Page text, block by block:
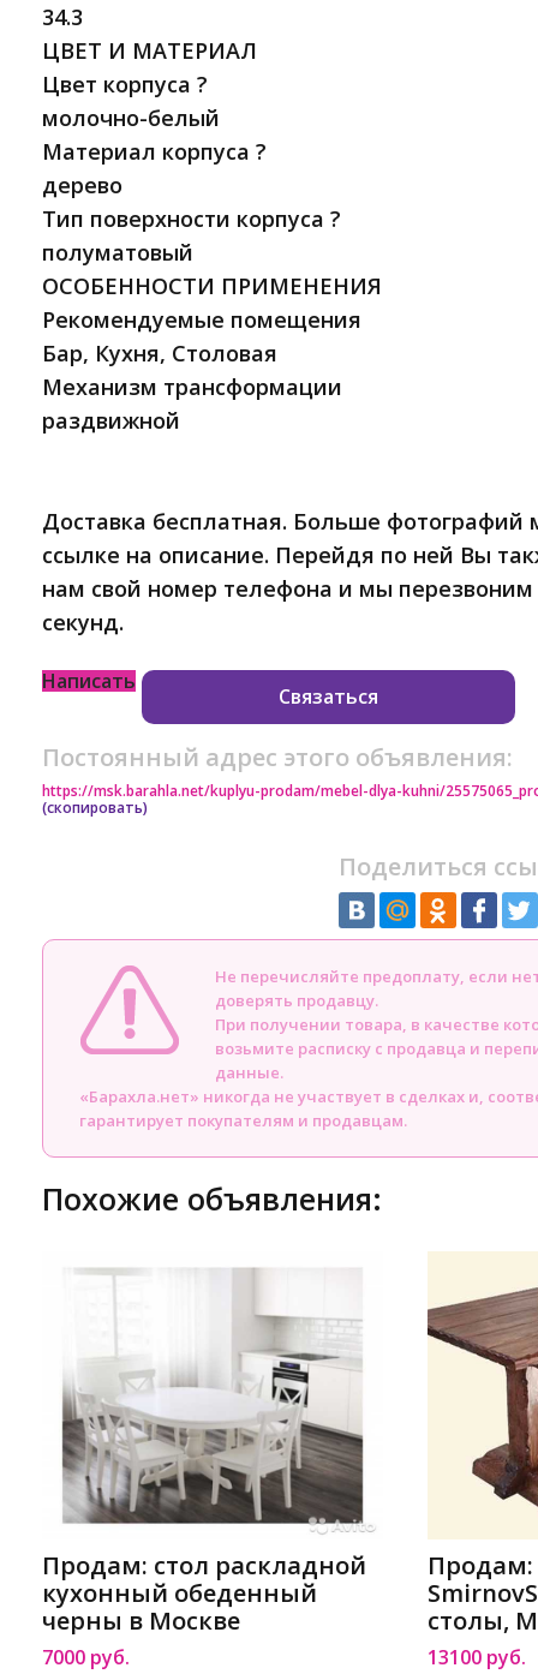
34.3
ЦВЕТ И МАТЕРИАЛ
Цвет корпуса ?
молочно-белый
Материал корпуса ?
дерево
Тип поверхности корпуса ?
полуматовый
ОСОБЕННОСТИ ПРИМЕНЕНИЯ
Рекомендуемые помещения
Бар, Кухня, Столовая
Механизм трансформации
раздвижной
Доставка бесплатная. Больше фотографий
ссылке на описание. Перейдя по ней Вы
нам свой номер телефона и мы
секунд.
Написать
Связаться
Постоянный адрес этого объявления:
https://msk.barahla.net/kuplyu-prodam/mebel-dlya-kuhni/
(скопировать)
Поделиться
Не перечисляйте предоплату, если
доверять продавцу.
При получении товара, в качестве
возьмите расписку с продавца и
данные.
«Барахла.нет» никогда не участвует в сделках и,
гарантирует покупателям и продавцам.
Похожие объявления:
Продам: стол раскладной
кухонный обеденный
черны в Москве
7000 руб.
Продам:
столы,
в
13100 руб.